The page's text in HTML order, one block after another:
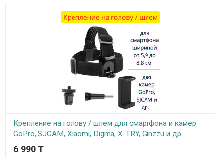
Крепление на голову / шлем для смартфона и камер
GoPro, SJCAM, Xiaomi, Digma, X-TRY, Ginzzu и др.
В наличии
6 990 T